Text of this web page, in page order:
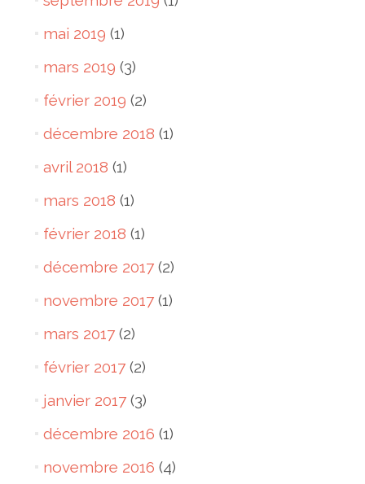
mai 2019 (1)
mars 2019 (3)
février 2019 (2)
décembre 2018 (1)
avril 2018 (1)
mars 2018 (1)
février 2018 (1)
décembre 2017(2)
novembre 2017(1)
mars 2017(2)
février 2017(2)
janvier 2017(3)
décembre 2016 (1)
novembre 2016 (4)